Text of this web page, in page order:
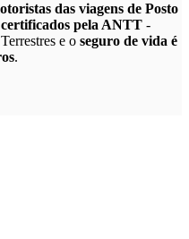
das viagens de Posto
pela ANTT -
e o seguro de vida é
.